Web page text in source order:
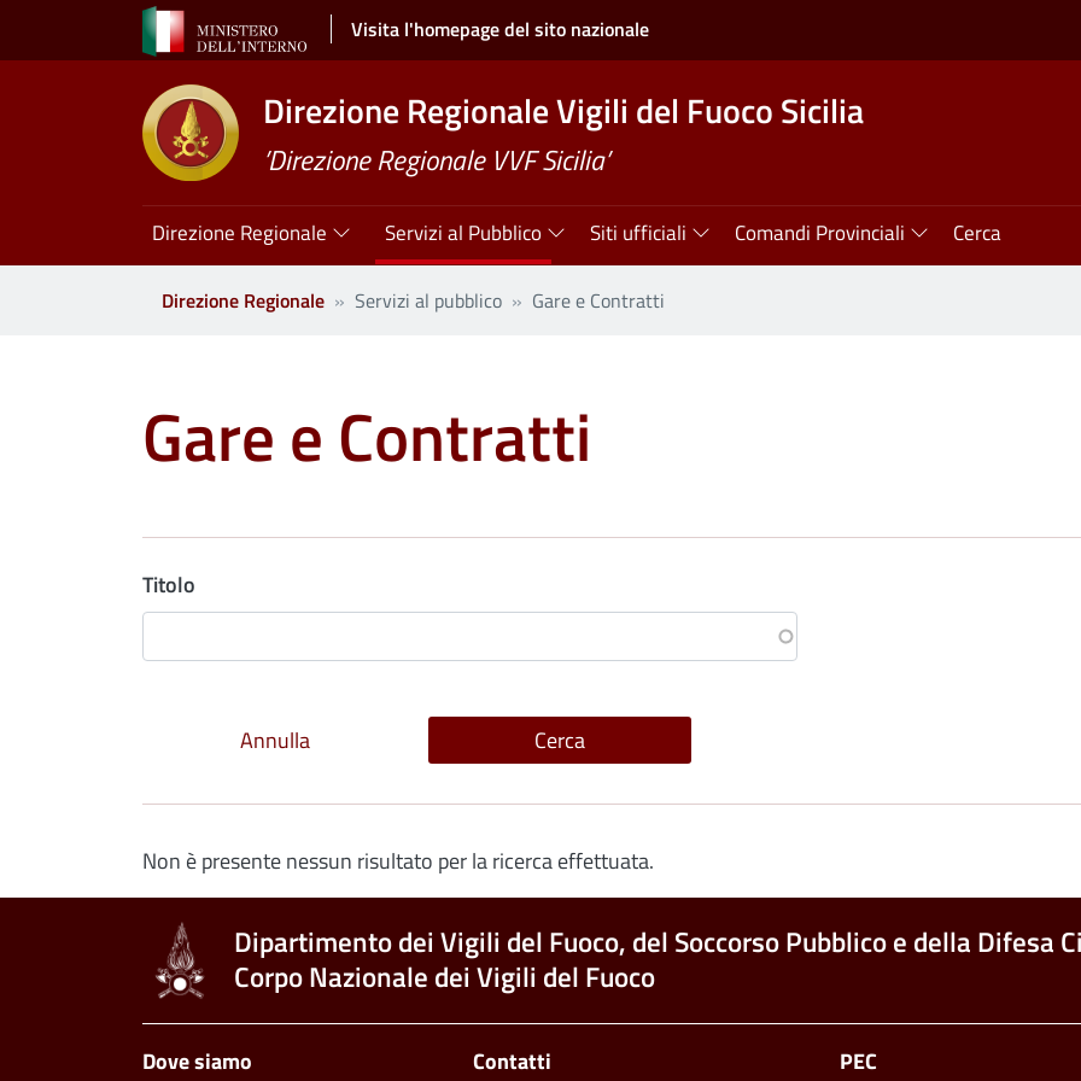
Salta al contenuto principale Visita l'homepage del sito nazionale
Direzione Regionale Vigili del Fuoco Sicilia
’Direzione Regionale VVF Sicilia’
Navigazione principale
Direzione Regionale Servizi al Pubblico Siti ufficiali Comandi Provinciali Cerca
Direzione Regionale Servizi al pubblico Gare e Contratti
Gare e Contratti
Titolo
Non è presente nessun risultato per la ricerca effettuata.
Dipartimento dei Vigili del Fuoco, del Soccorso Pubblico e della Difesa
Corpo Nazionale dei Vigili del Fuoco
Dove siamo Contatti PEC